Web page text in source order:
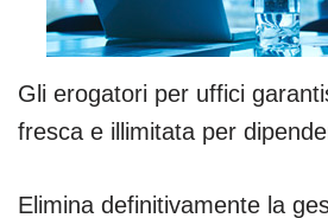
Gli erogatori per uffici
fresca e illimitata per
Elimina definitivamente la